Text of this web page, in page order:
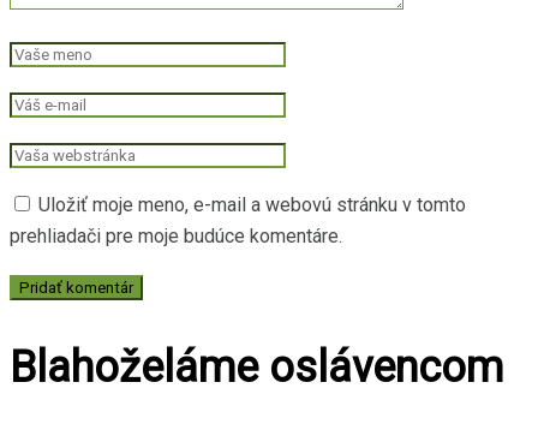
Uložiť moje meno, e-mail a webovú stránku v tomto
prehliadači pre moje budúce komentáre.
Blahoželáme oslávencom